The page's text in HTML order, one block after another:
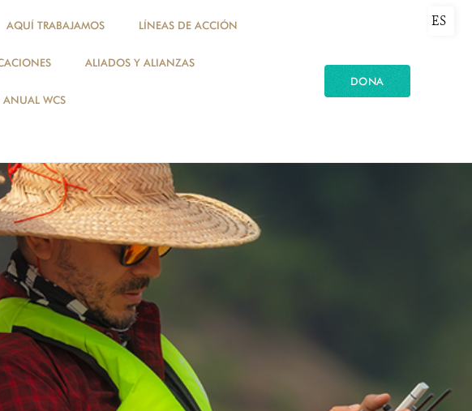
AQUÍ TRABAJAMOS LÍNEAS DE ACCIÓN
ALIADOS Y ALIANZAS
ANUAL WCS
DONA
ES